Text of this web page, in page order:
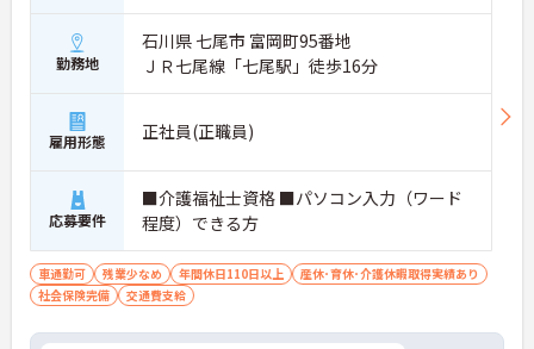
勤務地
石川県 七尾市 富岡町95番地
ＪＲ七尾線「七尾駅」徒歩16分
雇用形態 正社員(正職員)
応募要件
■介護福祉士資格 ■パソコン入力（ワード
程度）できる方
車通勤可 残業少なめ 年間休日110日以上
産休･育休･介護休暇取得実績あり
社会保険完備
交通費支給